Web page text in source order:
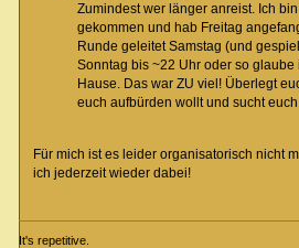
Zumindest wer länger anreist. Ich
gekommen und hab Freitag
Runde geleitet Samstag (und
Sonntag bis ~22 Uhr oder so glaube
Hause. Das war ZU viel! Überlegt
euch aufbürden wollt und sucht
Für mich ist es leider organisatorisch nicht
ich jederzeit wieder dabei!
It's repetitive.